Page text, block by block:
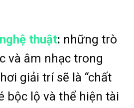
thuật: những trò
và âm nhạc trong
giải trí sẽ là “chất
bộc lộ và thể hiện tài